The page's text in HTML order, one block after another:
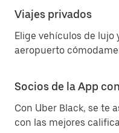
Viajes privados
Elige vehículos de lujo
aeropuerto
Socios de la App
Con Uber Black, se te
con las mejores